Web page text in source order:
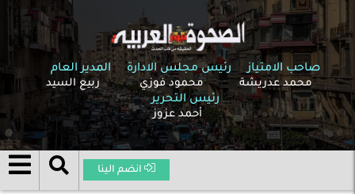
صاحب الامتياز
محمد عدريشة
رئيس مجلس الادارة
محمود فوزي
المدير العام
ربيع السيد
رئيس التحرير
أحمد عزوز
انضم الينا